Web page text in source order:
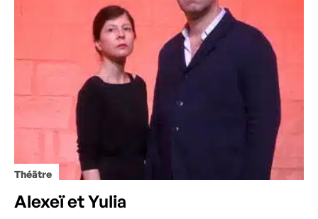
Théâtre
Alexeï et Yulia